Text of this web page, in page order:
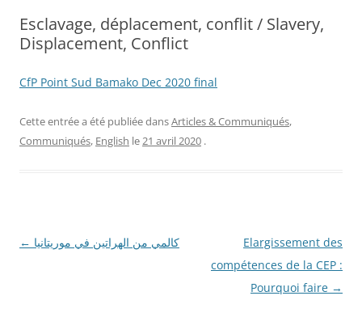
Esclavage, déplacement, conflit / Slavery,
Displacement, Conflict
CfP Point Sud Bamako Dec 2020 final
Cette entrée a été publiée dansArticles & Communiqués,
Communiqués, English le21 avril 2020 .
Navigation
← كالمي من الهراتين في موريتانيا
Elargissement des
compétences de la CEP :
Pourquoi faire →